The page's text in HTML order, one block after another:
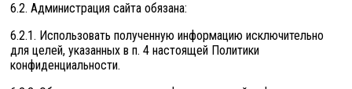
6.2. Администрация сайта обязана:
6.2.1. Использовать полученную информацию исключительно
для целей, указанных в п. 4 настоящей Политики
конфиденциальности.